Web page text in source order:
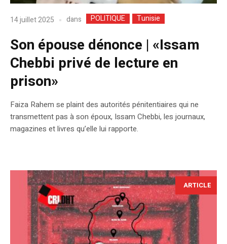
14 juillet 2025 dans POLITIQUE Tunisie
Son épouse dénonce | «Issam
Chebbi privé de lecture en
prison»
Faiza Rahem se plaint des autorités pénitentiaires qui ne
transmettent pas à son époux, Issam Chebbi, les journaux,
magazines et livres qu’elle lui rapporte.
ARTICLE